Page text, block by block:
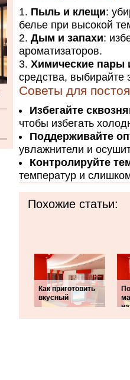
Пыль и клещи:
белье при высокой
Дым и запахи:
ароматизаторов.
Химические пары
средства, выбирайте
Советы для
Избегайте
чтобы избегать
Поддерживайте
увлажнители и
Контролируйте
температур и
Похожие статьи:
Как приготовить
вкусный